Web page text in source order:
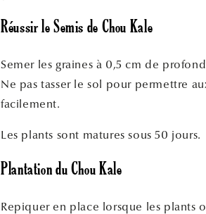
Réussir le Semis de Chou Kale
Semer les graines à 0,5 cm de
Ne pas tasser le sol pour permettre
facilement.
Les plants sont matures sous 50 jours.
Plantation du Chou Kale
Repiquer en place lorsque les plants